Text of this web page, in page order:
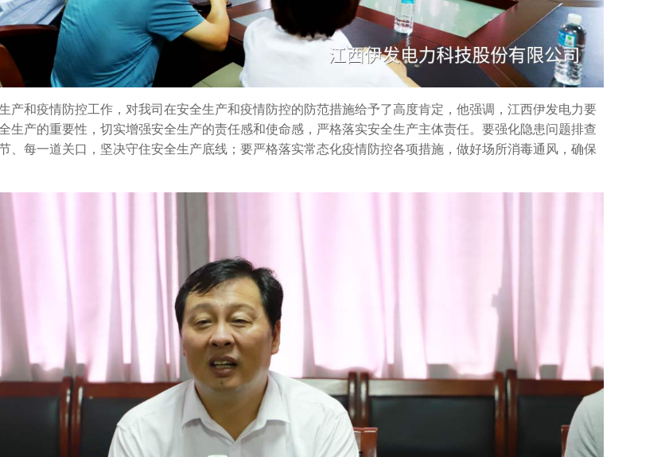
产和疫情防控工作，对我司在安全生产和疫情防控的防范措施给予了高度肯定，他强调，江西伊发电力要
生产的重要性，切实增强安全生产的责任感和使命感，严格落实安全生产主体责任。要强化隐患问题排查
、每一道关口，坚决守住安全生产底线；要严格落实常态化疫情防控各项措施，做好场所消毒通风，确保